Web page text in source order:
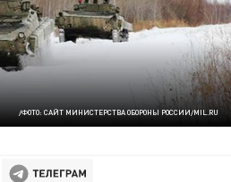
/ФОТО: САЙТ МИНИСТЕРСТВА ОБОРОНЫ РОССИИ/MIL.RU